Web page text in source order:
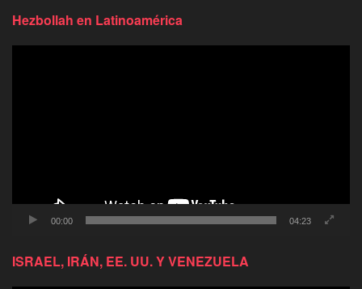
Hezbollah en Latinoamérica
00:00 04:23
ISRAEL, IRÁN, EE. UU. Y VENEZUELA